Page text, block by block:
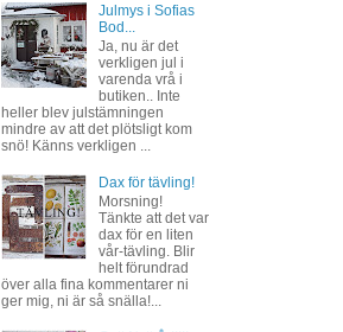
Julmys i Sofias
Bod...
Ja, nu är det
verkligen jul i
varenda vrå i
butiken.. Inte
heller blev julstämningen
mindre av att det plötsligt kom
snö! Känns verkligen ...
Dax för tävling!
Morsning!
Tänkte att det var
dax för en liten
vår-tävling. Blir
helt förundrad
över alla fina kommentarer ni
ger mig, ni är så snälla!...